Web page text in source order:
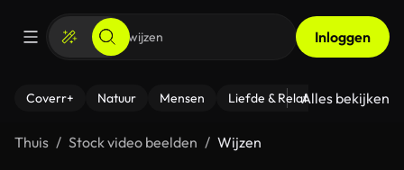
Inloggen
Coverr+ Natuur Mensen Liefde & Relaties - Fitness
Alles bekijken
Thuis Stock video beelden Wijzen